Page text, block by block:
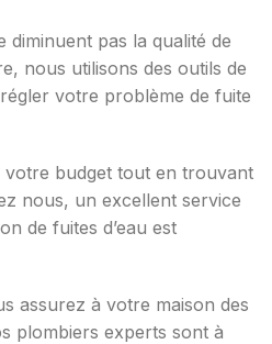
diminuent pas la qualité de
nous utilisons des outils de
votre problème de fuite
budget tout en trouvant
nous, un excellent service
de fuites d’eau est
assurez à votre maison des
plombiers experts sont à